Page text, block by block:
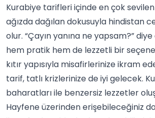
Kurabiye tarifleri içinde en çok
ağızda dağılan dokusuyla hindistan
olur. “Çayın yanına ne yapsam?”
hem pratik hem de lezzetli bir
kıtır yapısıyla misafirlerinize ikram
tarif, tatlı krizlerinize de iyi gelecek.
baharatlarıile benzersiz lezzetler
Hayfeneüzerinden erişebileceğiniz